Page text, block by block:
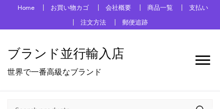
Home お買い物カゴ 会社概要 商品一覧
支払い
注文方法
郵便追跡
ブランド並行輸入店
世界で一番高級なブランド